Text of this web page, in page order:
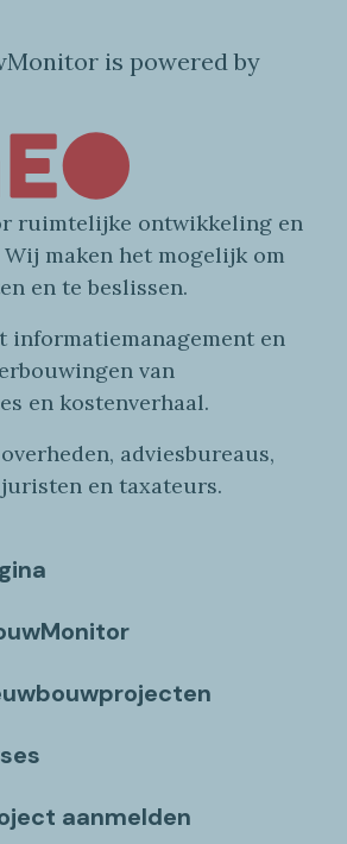
is powered by
ruimtelijke ontwikkeling en
Wij maken het mogelijk om
en te beslissen.
informatiemanagement en
van
en kostenverhaal.
adviesbureaus,
en taxateurs.
aanmelden